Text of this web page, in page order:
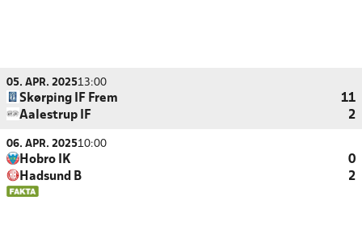
05. APR. 202513:00
Skørping IF Frem
11
Aalestrup IF
2
06. APR. 202510:00
Hobro IK
0
Hadsund B
2